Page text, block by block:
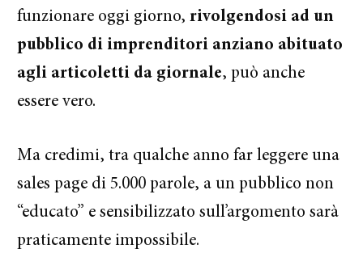
funzionare oggi giorno,rivolgendosi ad un
pubblico di imprenditori anziano abituato
agli articoletti da giornale, può anche
essere vero.
Ma credimi, tra qualche anno far leggere una
sales page di 5.000 parole, a un pubblico non
“educato” e sensibilizzato sull’argomento sarà
praticamente impossibile.